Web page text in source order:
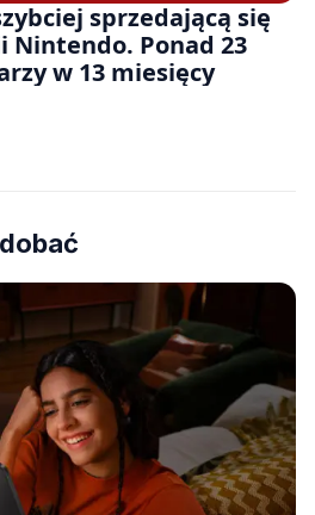
sprzedającą się
Nintendo. Ponad 23
w 13 miesięcy